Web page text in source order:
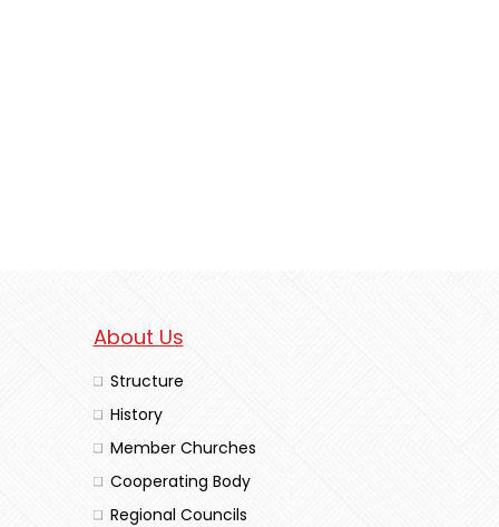
About Us
Structure
History
Member Churches
Cooperating Body
Regional Councils